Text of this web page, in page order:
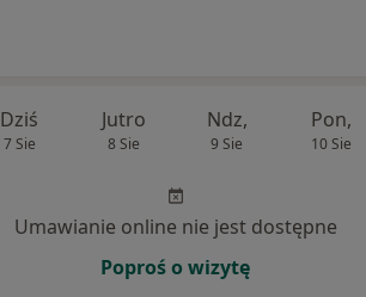
Dziś
7 Sie
Jutro
8 Sie
Ndz,
9 Sie
Pon,
10 Sie
Umawianie online nie jest dostępne
Poproś o wizytę